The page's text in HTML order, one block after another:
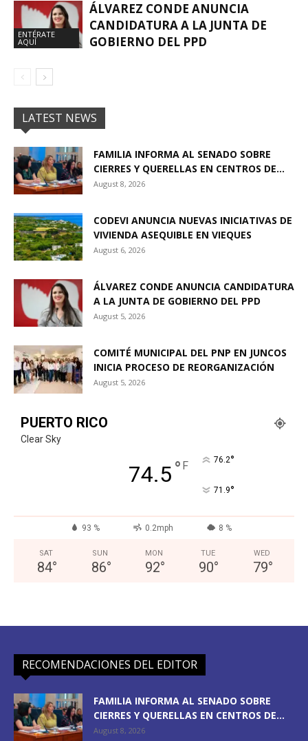
ENTÉRATE
AQUÍ
ÁLVAREZ CONDE ANUNCIA
CANDIDATURA A LA JUNTA DE
GOBIERNO DEL PPD
LATEST NEWS
FAMILIA INFORMA AL SENADO SOBRE
CIERRES Y QUERELLAS EN CENTROS DE...
August 8, 2026
CODEVI ANUNCIA NUEVAS INICIATIVAS DE
VIVIENDA ASEQUIBLE EN VIEQUES
August 6, 2026
ÁLVAREZ CONDE ANUNCIA CANDIDATURA
A LA JUNTA DE GOBIERNO DEL PPD
August 5, 2026
COMITÉ MUNICIPAL DEL PNP EN JUNCOS
INICIA PROCESO DE REORGANIZACIÓN
August 5, 2026
PUERTO RICO
Clear Sky
74.5° F 76.2°
71.9°
93 % 0.2mph 8 %
SAT
84°
SUN
86°
MON
92°
TUE
90°
WED
79°
RECOMENDACIONES DEL EDITOR
FAMILIA INFORMA AL SENADO SOBRE
CIERRES Y QUERELLAS EN CENTROS DE...
August 8, 2026